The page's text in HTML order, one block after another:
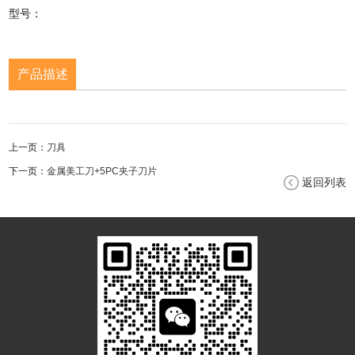
型号：
产品描述
上一页： 刀具
下一页：金属美工刀+5PC夹子刀片
返回列表